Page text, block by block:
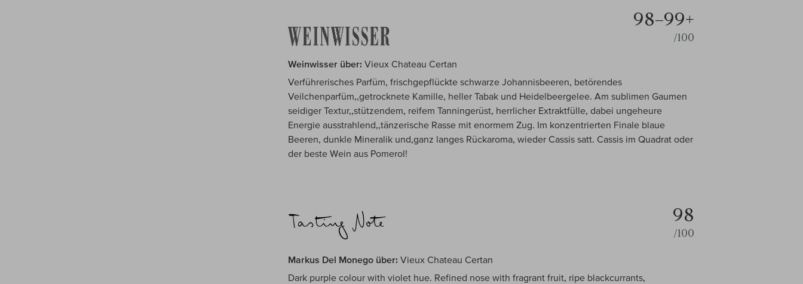
98–99+
/100
Weinwisser über: Vieux Chateau Certan
Verführerisches Parfüm, frischgepflückte schwarze Johannisbeeren, betörendes
Veilchenparfüm,,getrocknete Kamille, heller Tabak und Heidelbeergelee. Am sublimen Gaumen
seidiger Textur,,stützendem, reifem Tanningerüst, herrlicher Extraktfülle, dabei ungeheure
Energie ausstrahlend,,tänzerische Rasse mit enormem Zug. Im konzentrierten Finale blaue
Beeren, dunkle Mineralik und,ganz langes Rückaroma, wieder Cassis satt. Cassis im Quadrat oder
der beste Wein aus Pomerol!
98
/100
Markus Del Monego über: Vieux Chateau Certan
Dark purple colour with violet hue. Refined nose with fragrant fruit, ripe blackcurrants,